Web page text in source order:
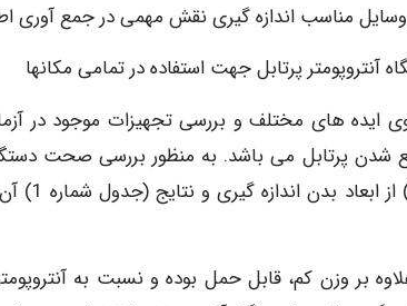
مناسب اندازه گیری نقش مهمی در جمع آوری
پرتابل جهت استفاده در تمامی مکانها
ایده های مختلف و بررسی تجهیزات موجود در
شدن پرتابل می باشد. به منظور بررسی صحت
بالای
بر وزن کم، قابل حمل بوده و نسبت به